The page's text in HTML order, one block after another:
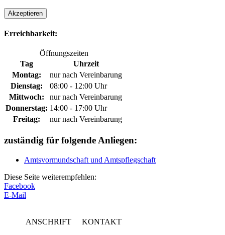
Akzeptieren
Erreichbarkeit:
Öffnungszeiten
Tag
Uhrzeit
Montag:
nur nach Vereinbarung
Dienstag:
08:00 - 12:00 Uhr
Mittwoch:
nur nach Vereinbarung
Donnerstag: 14:00 - 17:00 Uhr
Freitag:
nur nach Vereinbarung
zuständig für folgende Anliegen:
Amtsvormundschaft und Amtspflegschaft
Diese Seite weiterempfehlen:
Facebook
E-Mail
ANSCHRIFT
KONTAKT